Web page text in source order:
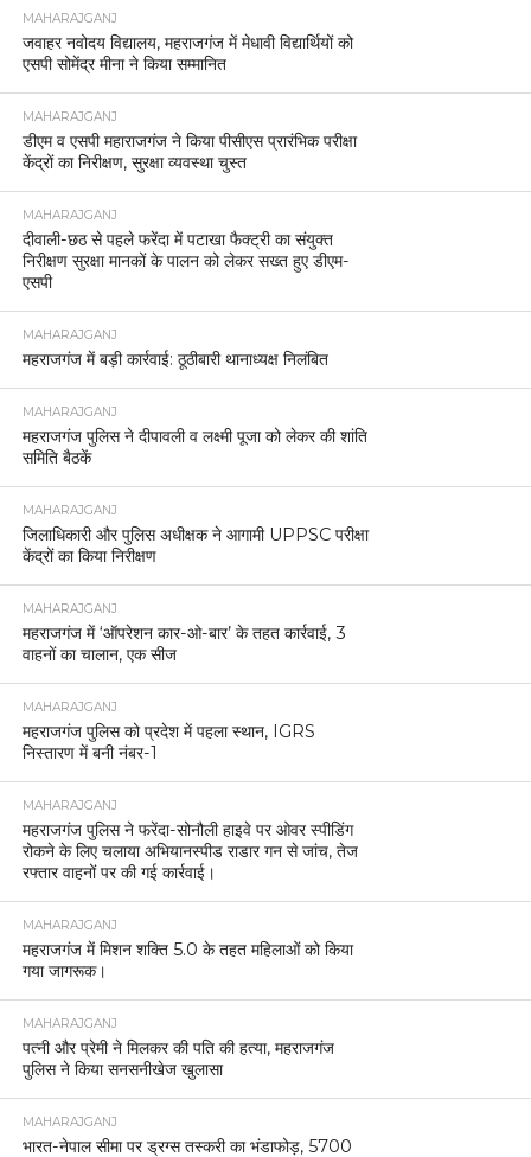
MAHARAJGANJ
जवाहर नवोदय विद्यालय, महराजगंज में मेधावी विद्यार्थियों को
एसपी सोमेंद्र मीना ने किया सम्मानित
MAHARAJGANJ
डीएम व एसपी महाराजगंज ने किया पीसीएस प्रारंभिक परीक्षा
केंद्रों का निरीक्षण, सुरक्षा व्यवस्था चुस्त
MAHARAJGANJ
दीवाली-छठ से पहले फरेंदा में पटाखा फैक्ट्री का संयुक्त
निरीक्षण सुरक्षा मानकों के पालन को लेकर सख्त हुए डीएम-
एसपी
MAHARAJGANJ
महराजगंज में बड़ी कार्रवाई: ठूठीबारी थानाध्यक्ष निलंबित
MAHARAJGANJ
महराजगंज पुलिस ने दीपावली व लक्ष्मी पूजा को लेकर की शांति
समिति बैठकें
MAHARAJGANJ
जिलाधिकारी और पुलिस अधीक्षक ने आगामी UPPSC परीक्षा
केंद्रों का किया निरीक्षण
MAHARAJGANJ
महराजगंज में ‘ऑपरेशन कार-ओ-बार’ के तहत कार्रवाई, 3
वाहनों का चालान, एक सीज
MAHARAJGANJ
महराजगंज पुलिस को प्रदेश में पहला स्थान, IGRS
निस्तारण में बनी नंबर-1
MAHARAJGANJ
महराजगंज पुलिस ने फरेंदा-सोनौली हाइवे पर ओवर स्पीडिंग
रोकने के लिए चलाया अभियानस्पीड राडार गन से जांच, तेज
रफ्तार वाहनों पर की गई कार्रवाई।
MAHARAJGANJ
महराजगंज में मिशन शक्ति 5.0 के तहत महिलाओं को किया
गया जागरूक।
MAHARAJGANJ
पत्नी और प्रेमी ने मिलकर की पति की हत्या, महराजगंज
पुलिस ने किया सनसनीखेज खुलासा
MAHARAJGANJ
भारत-नेपाल सीमा पर ड्रग्स तस्करी का भंडाफोड़, 5700